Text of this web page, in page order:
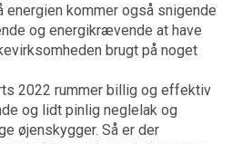
energien kommer også snigende
og energikrævende at have
brugt på noget
2022 rummer billig og effektiv
og lidt pinlig neglelak og
øjenskygger. Så er der